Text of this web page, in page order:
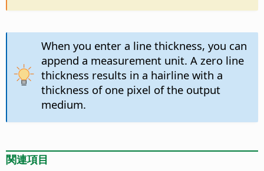
When you enter a line thickness, you can
append a measurement unit. A zero line
thickness results in a hairline with a
thickness of one pixel of the output
medium.
関連項目